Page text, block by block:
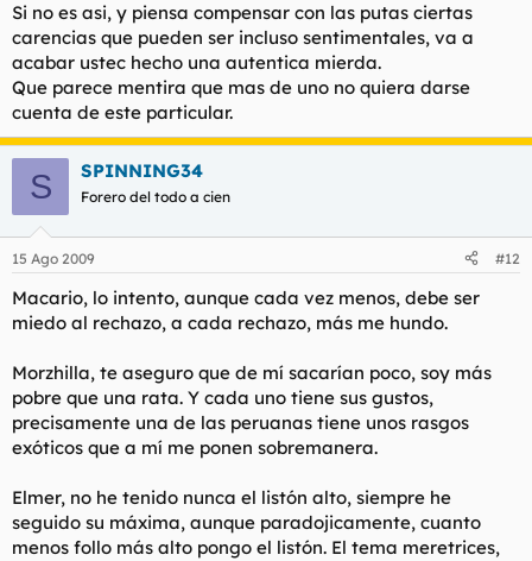
Si no es asi, y piensa compensar con las putas ciertas
carencias que pueden ser incluso sentimentales, va a
acabar ustec hecho una autentica mierda.
Que parece mentira que mas de uno no quiera darse
cuenta de este particular.
S SPINNING34
Forero del todo a cien
15 Ago 2009 #12
Macario, lo intento, aunque cada vez menos, debe ser
miedo al rechazo, a cada rechazo, más me hundo.
Morzhilla, te aseguro que de mí sacarían poco, soy más
pobre que una rata. Y cada uno tiene sus gustos,
precisamente una de las peruanas tiene unos rasgos
exóticos que a mí me ponen sobremanera.
Elmer, no he tenido nunca el listón alto, siempre he
seguido su máxima, aunque paradojicamente, cuanto
menos follo más alto pongo el listón. El tema meretrices,